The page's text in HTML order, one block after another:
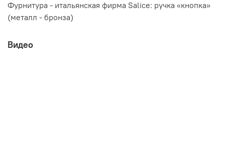
Мебельная компания ЭРА
Фурнитура - итальянская фирма Salice: ручка «кнопка»
(металл - бронза)
Видео